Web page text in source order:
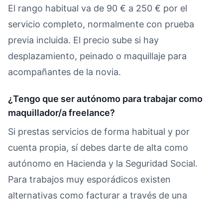
El rango habitual va de 90 € a 250 € por el
servicio completo, normalmente con prueba
previa incluida. El precio sube si hay
desplazamiento, peinado o maquillaje para
acompañantes de la novia.
¿Tengo que ser autónomo para trabajar como
maquillador/a freelance?
Si prestas servicios de forma habitual y por
cuenta propia, sí debes darte de alta como
autónomo en Hacienda y la Seguridad Social.
Para trabajos muy esporádicos existen
alternativas como facturar a través de una